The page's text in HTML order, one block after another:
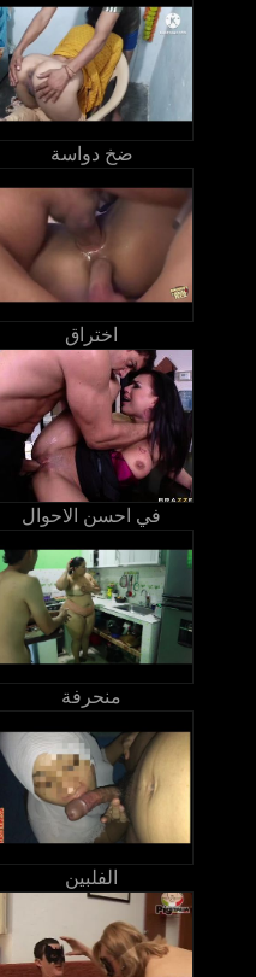
ضخ دواسة
اختراق
في احسن الاحوال
منحرفة
الفلبين